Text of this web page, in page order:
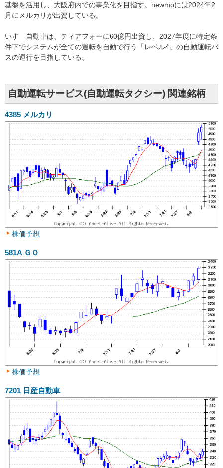
基盤を活用し、大阪府内での事業化を目指す。newmoには2024年2
月にメルカリが出資している。
いすゞ自動車は、ティアフォーに60億円出資し、2027年度に特定条
件下でシステムが全ての運転を自動で行う「レベル4」の自動運転バ
スの運行を目指している。
自動運転サービス(自動運転タクシー) 関連銘柄
4385 メルカリ
株価予想
581A ＧＯ
株価予想
7201 日産自動車